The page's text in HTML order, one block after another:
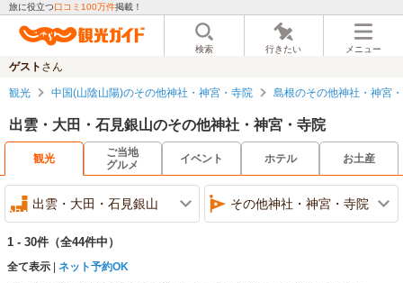
旅に役立つ口コミ100万件掲載！
検索 行きたい メニュー
ゲスト さん
観光 中国(山陰山陽)のその他神社・神宮・寺院 島根のその他神社・神宮
出雲・大田・石見銀山のその他神社・神宮・寺院
観光
ご当地
グルメ
イベント ホテル お土産
出雲・大田・石見銀山 その他神社・神宮・寺院
1 - 30件 （全44件中）
全て表示 ネット予約OK